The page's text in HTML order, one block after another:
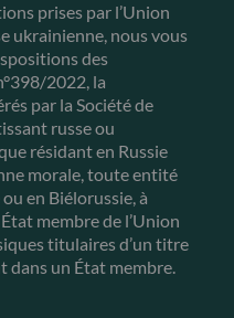
prises par l’Union
ukrainienne, nous vous
des
2022, la
par la Société de
russe ou
résidant en Russie
morale, toute entité
en Biélorussie, à
membre de l’Union
titulaires d’un titre
dans un État membre.